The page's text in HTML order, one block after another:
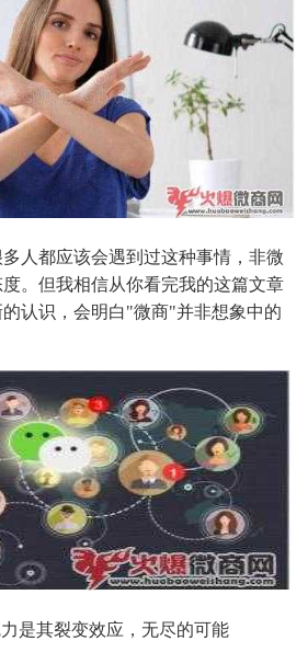
都应该会遇到过这种事情，非微
。但我相信从你看完我的这篇文章
认识，会明白"微商"并非想象中的
其裂变效应，无尽的可能